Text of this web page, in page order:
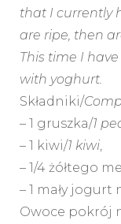
that I currently
are ripe, then
This time I
with yoghurt.
Składniki/
– 1 gruszka/1
– 1 kiwi/1 kiwi,
– 1/4 żółtego
– 1 mały jogurt
Owoce pokrój